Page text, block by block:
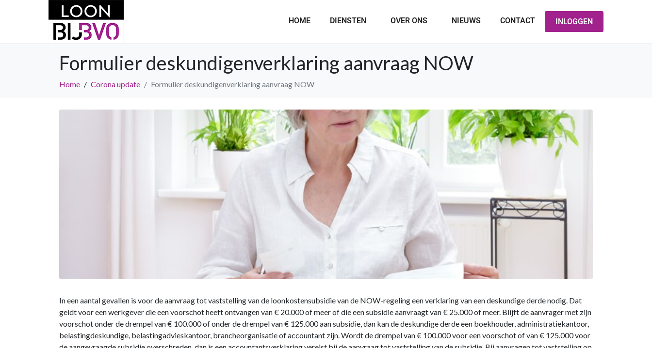
HOME DIENSTEN OVER ONS NIEUWS CONTACT INLOGGEN
Formulier deskundigenverklaring aanvraag NOW
Home Corona update Formulier deskundigenverklaring aanvraag NOW
In een aantal gevallen is voor de aanvraag tot vaststelling van de loonkostensubsidie van de NOW-regeling een verklaring van een deskundige derde nodig. Dat
geldt voor een werkgever die een voorschot heeft ontvangen van € 20.000 of meer of die een subsidie aanvraagt van € 25.000 of meer. Blijft de aanvrager met zijn
voorschot onder de drempel van € 100.000 of onder de drempel van € 125.000 aan subsidie, dan kan de deskundige derde een boekhouder, administratiekantoor,
belastingdeskundige, belastingadvieskantoor, brancheorganisatie of accountant zijn. Wordt de drempel van € 100.000 voor een voorschot of van € 125.000 voor